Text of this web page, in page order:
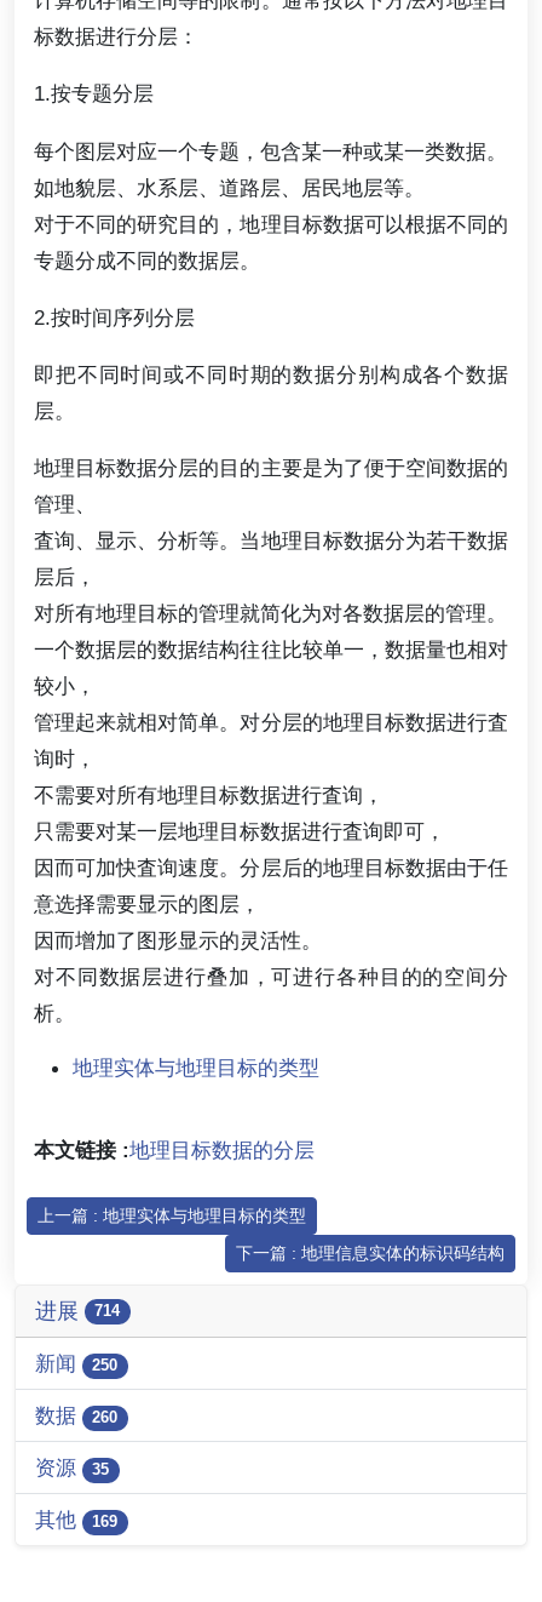
标数据进行分层：
1.按专题分层
每个图层对应一个专题，包含某一种或某一类数据。
如地貌层、水系层、道路层、居民地层等。
对于不同的研究目的，地理目标数据可以根据不同的
专题分成不同的数据层。
2.按时间序列分层
即把不同时间或不同时期的数据分别构成各个数据
层。
地理目标数据分层的目的主要是为了便于空间数据的
管理、
査询、显示、分析等。当地理目标数据分为若干数据
层后，
对所有地理目标的管理就简化为对各数据层的管理。
一个数据层的数据结构往往比较单一，数据量也相对
较小，
管理起来就相对简单。对分层的地理目标数据进行査
询时，
不需要对所有地理目标数据进行査询，
只需要对某一层地理目标数据进行査询即可，
因而可加快査询速度。分层后的地理目标数据由于任
意选择需要显示的图层，
因而增加了图形显示的灵活性。
对不同数据层进行叠加，可进行各种目的的空间分
析。
地理实体与地理目标的类型
本文链接 :地理目标数据的分层
上一篇 : 地理实体与地理目标的类型
下一篇 : 地理信息实体的标识码结构
进展 714
新闻 250
数据 260
资源 35
其他 169